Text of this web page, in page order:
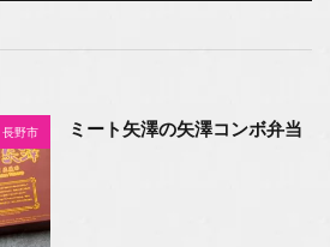
長野市 ミート矢澤の矢澤コンボ弁当